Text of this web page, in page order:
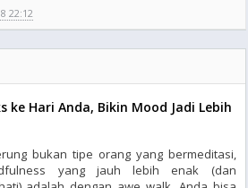
22:12
ke Hari Anda, Bikin Mood Jadi Lebih
bukan tipe orang yang bermeditasi,
yang jauh lebih enak (dan